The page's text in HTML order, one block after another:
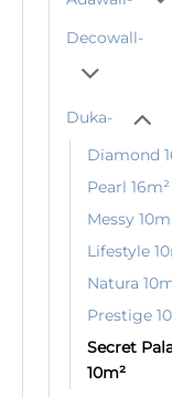
Decowall-
Duka-
Diamond
Pearl 16m²
Messy
Lifestyle
Natura
Prestige
Secret
10m²